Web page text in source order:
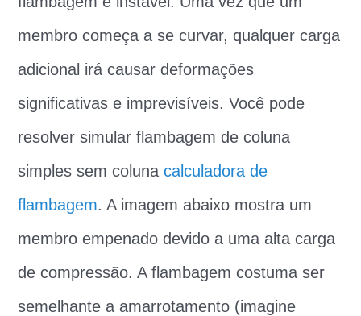
membro começa a se curvar, qualquer carga
adicional irá causar deformações
significativas e imprevisíveis. Você pode
resolver simular flambagem de coluna
simples sem colunacalculadora de
flambagem. A imagem abaixo mostra um
membro empenado devido a uma alta carga
de compressão. A flambagem costuma ser
semelhante a amarrotamento (imagine